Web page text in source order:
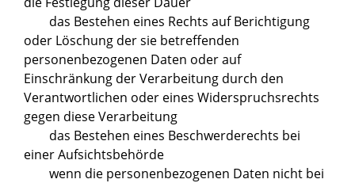
das Bestehen eines Rechts auf Berichtigung
oder Löschung der sie betreffenden
personenbezogenen Daten oder auf
Einschränkung der Verarbeitung durch den
Verantwortlichen oder eines Widerspruchsrechts
gegen diese Verarbeitung
das Bestehen eines Beschwerderechts bei
einer Aufsichtsbehörde
wenn die personenbezogenen Daten nicht bei